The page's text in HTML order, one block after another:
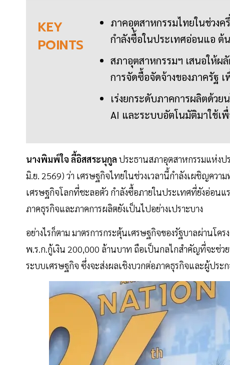
KEY
POINTS
ภาคอุตสาหกรรมไทยในช่วงค
กำลังซื้อในประเทศอ่อนแอ ต้
สภาอุตสาหกรรมฯ เสนอให้ผ
การจัดซื้อจัดจ้างของภาครัฐ
เร่งยกระดับภาคการผลิตด้ว
AI และระบบอัตโนมัติมาใช้เ
นางพิมพ์ใจ ลี้อิสสระนุกูล ประธานสภาอุตสาหกรรมแห่งป
มิ.ย. 2569) ว่า เศรษฐกิจไทยในช่วงเวลานี้กำลังเผชิญคว
เศรษฐกิจโลกที่ชะลอตัว กำลังซื้อภายในประเทศที่ยังอ่อน
ภาคธุรกิจและภาคการผลิตยังเป็นไปอย่างเปราะบาง
อย่างไรก็ตาม มาตรการกระตุ้นเศรษฐกิจของรัฐบาลผ่านโค
พ.ร.ก.กู้เงิน 200,000 ล้านบาท ถือเป็นกลไกสำคัญที่จะช่ว
ระบบเศรษฐกิจ ซึ่งจะส่งผลเชิงบวกต่อภาคธุรกิจและผู้ประก